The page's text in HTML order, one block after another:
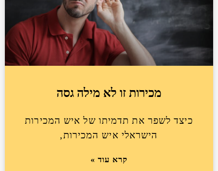
מכירות זו לא מילה גסה
כיצד לשפר את תדמיתו של איש המכירות
הישראלי איש המכירות,
קרא עוד »